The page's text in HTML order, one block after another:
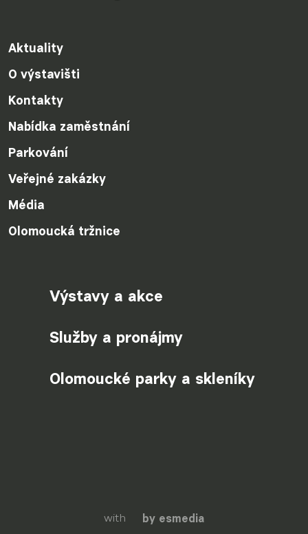
Aktuality
O výstavišti
Kontakty
Nabídka zaměstnání
Parkování
Veřejné zakázky
Média
Olomoucká tržnice
Výstavy a akce
Služby a pronájmy
Olomoucké parky a skleníky
with by esmedia